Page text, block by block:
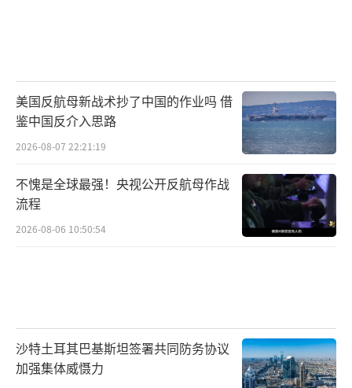
美国反航母新战术抄了中国的作业吗 借
鉴中国反介入思路
2026-08-07 22:21:19
不愧是全球最强！央视公开反航母作战
流程
2026-08-06 10:50:54
沙特土耳其巴基斯坦签署共同防务协议
加强集体威慑力